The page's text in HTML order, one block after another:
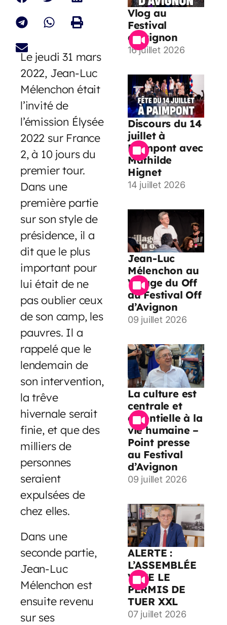
Le jeudi 31 mars
2022, Jean-Luc
Mélenchon était
l’invité de
l’émission Élysée
2022 sur France
2, à 10 jours du
premier tour.
Dans une
première partie
sur son style de
présidence, il a
dit que le plus
important pour
lui était de ne
pas oublier ceux
de son camp, les
pauvres. Il a
rappelé que le
lendemain de
son intervention,
la trêve
hivernale serait
finie, et que des
milliers de
personnes
seraient
expulsées de
chez elles.
Dans une
seconde partie,
Jean-Luc
Mélenchon est
ensuite revenu
sur ses
Vlog au
Festival
d’Avignon
16 juillet 2026
Discours du 14
juillet à
Paimpont avec
Mathilde
Hignet
14 juillet 2026
Jean-Luc
Mélenchon au
Village du Off
du Festival Off
d’Avignon
09 juillet 2026
La culture est
centrale et
essentielle à la
vie humaine –
Point presse
au Festival
d’Avignon
09 juillet 2026
ALERTE :
L’ASSEMBLÉE
VOTE LE
PERMIS DE
TUER XXL
07 juillet 2026